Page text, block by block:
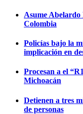
Asume Abelardo
Colombia
Policías bajo la
implicación en
Procesan a el
Michoacán
Detienen a tres
de personas